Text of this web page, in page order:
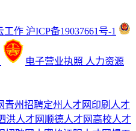
作 沪ICP备19037661号-1
电子营业执照 人力资源
青州招聘定州人才网 印刷人才
洪人才网 顺德人才网 高校人才